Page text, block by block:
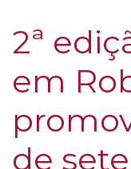
2ª
em
de